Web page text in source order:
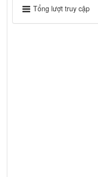
Tổng lượt truy cập